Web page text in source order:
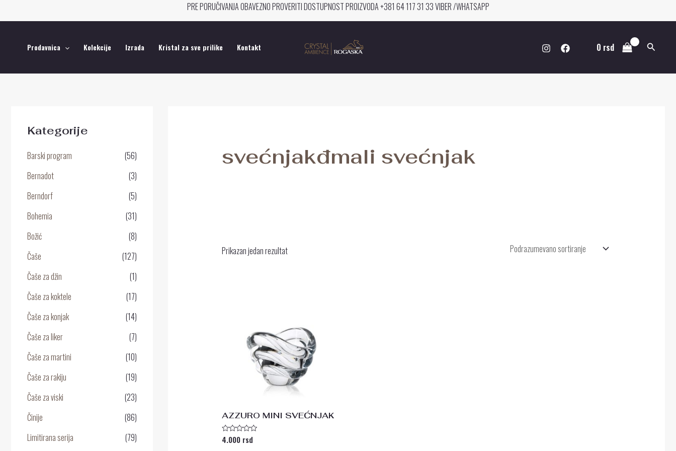
na
PRE PORUČIVANJA OBAVEZNO PROVERITI DOSTUPNOST PROIZVODA +381 64 117 31 33 VIBER /WHATSAPP
Prodavnica Kolekcije Izrada Kristal za sve prilike Kontakt 0 rsd Pretraga
Kategorije
Barski program
(56)
Bernadot
(3)
Berndorf
(5)
Bohemia
(31)
Božić
(8)
Čaše
(127)
Čaše za džin
(1)
Čaše za koktele
(17)
Čaše za konjak
(14)
Čaše za liker
(7)
Čaše za martini
(10)
Čaše za rakiju
(19)
Čaše za viski
(23)
Činije
(86)
Limitirana serija
(79)
svećnjakđmali svećnjak
Prikazan jedan rezultat
AZZURO MINI SVEĆNJAK
Ocenjeno
sa
4.000 rsd